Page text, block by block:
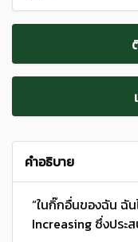
คำอธิบาย
“ในกิ๊กอื่นของฉัน ฉั
Increasing ซึ่งประ